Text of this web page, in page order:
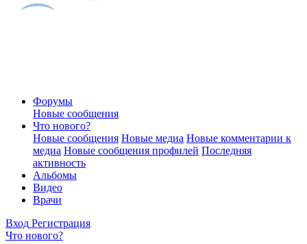
Форумы
Новые сообщения
Что нового?
Новые сообщения Новые медиа Новые комментарии к
медиа Новые сообщения профилей Последняя
активность
Альбомы
Видео
Врачи
Вход Регистрация
Что нового?